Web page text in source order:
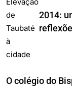
2014:
O colégio do